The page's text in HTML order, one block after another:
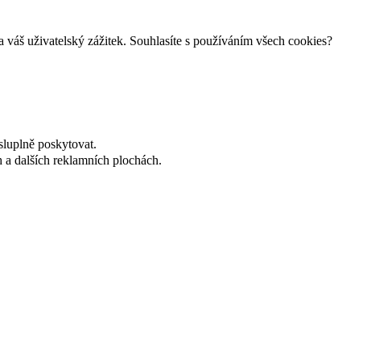
uživatelský zážitek. Souhlasíte s používáním všech cookies?
poskytovat.
dalších reklamních plochách.